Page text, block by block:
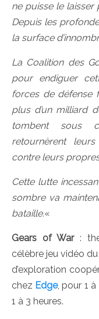
ne puisse le laisser
Depuis les
la surface
La Coalition des
pour endiguer
forces de défense
plus d’un milliard
tombent sous
retournèrent
contre leurs
Cette lutte
sombre va
bataille.«
Gears of War: the
célèbre jeu vidéo du
d’exploration
chez Edge, pour 1
1 à 3 heures.